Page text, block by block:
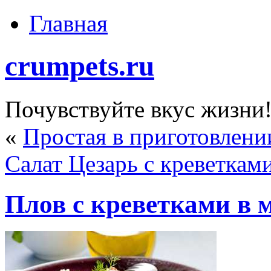
Главная
crumpets.ru
Почувствуйте вкус
« Простая в
Салат Цезарь с
Плов с креветками в